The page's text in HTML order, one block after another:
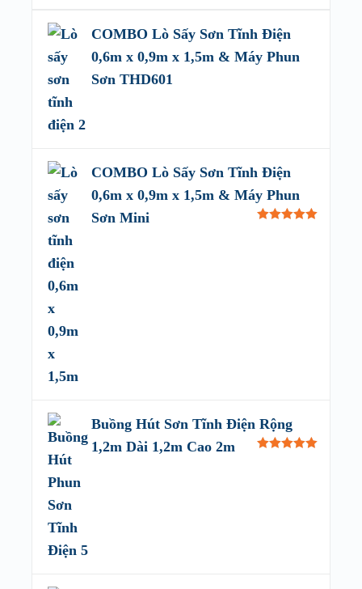
COMBO Lò Sấy Sơn Tĩnh Điện
0,6m x 0,9m x 1,5m & Máy Phun
Sơn THD601
COMBO Lò Sấy Sơn Tĩnh Điện
0,6m x 0,9m x 1,5m & Máy Phun
Sơn Mini
Buồng Hút Sơn Tĩnh Điện Rộng
1,2m Dài 1,2m Cao 2m